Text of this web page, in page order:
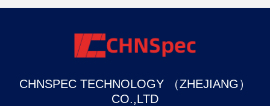
CHNSPEC TECHNOLOGY （ZHEJIANG）
CO.,LTD